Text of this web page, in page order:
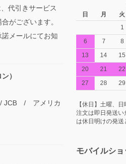
代引きサービス
がございます。
諾メールにてお知
）
JCB / アメリカ
日
月 火
1
6
7 8
13
14 15
20
21 22
27
28 29
【休日】土曜、
注文は即日発送い
は休日明けの発送
モバイルショ